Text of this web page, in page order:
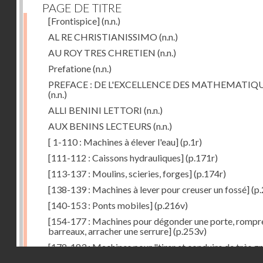
PAGE DE TITRE
[Frontispice](n.n.)
AL RE CHRISTIANISSIMO (n.n.)
AU ROY TRES CHRETIEN (n.n.)
Prefatione(n.n.)
PREFACE : DE L'EXCELLENCE DES
(n.n.)
ALLI BENINI LETTORI (n.n.)
AUX BENINS LECTEURS (n.n.)
[ 1-110 : Machines à élever l'eau](p.1r)
[111-112 : Caissons hydrauliques](p.171r)
[113-137 : Moulins, scieries, forges](p.174r)
[138-139 : Machines à lever pour creuser un fossé]
[140-153 : Ponts mobiles](p.216v)
[154-177 : Machines pour dégonder une porte,
barreaux, arracher une serrure](p.253v)
[178-183 : Machines pour "tirer et conduire de très